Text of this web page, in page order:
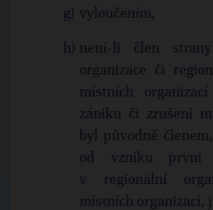
vyloučením,
není-li člen
organizace či
místních
zániku či zrušení
byl původně
od vzniku první
v regionální
místních organizací,